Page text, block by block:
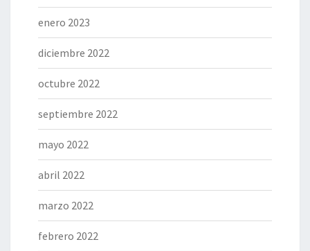
enero 2023
diciembre 2022
octubre 2022
septiembre 2022
mayo 2022
abril 2022
marzo 2022
febrero 2022